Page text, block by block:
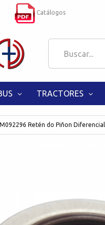
Catálogos
TRACTORES
Retén do Piñon Diferencial